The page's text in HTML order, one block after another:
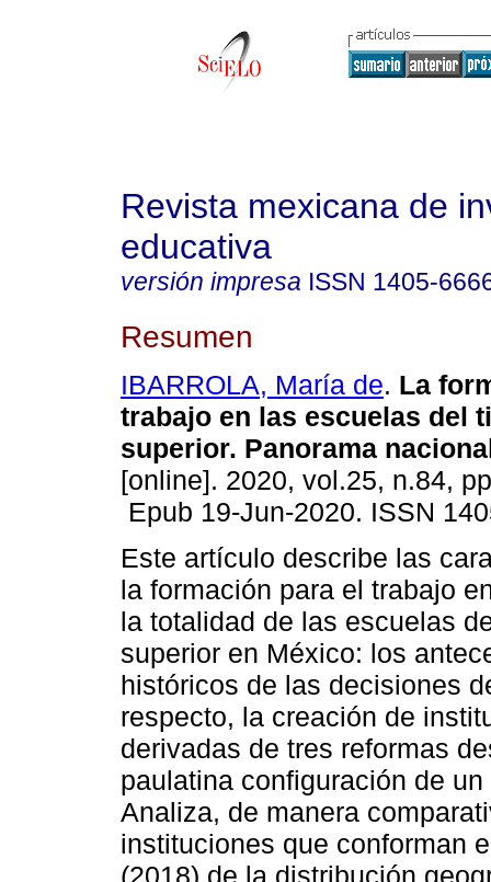
Revista mexicana de
educativa
versión impresa ISSN 1405-
Resumen
IBARROLA, María de. La
trabajo en las escuelas del
superior. Panorama
[online]. 2020, vol.25, n.84,
Epub 19-Jun-2020. ISSN
Este artículo describe las
la formación para el trabajo
la totalidad de las escuelas
superior en México: los
históricos de las decisiones
respecto, la creación de
derivadas de tres reformas
paulatina configuración de
Analiza, de manera
instituciones que conforman
(2018) de la distribución